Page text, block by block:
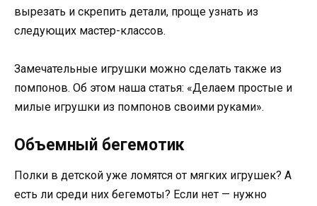
вырезать и скрепить детали, проще узнать из
следующих мастер-классов.
Замечательные игрушки можно сделать также из
помпонов. Об этом наша статья: «Делаем простые и
милые игрушки из помпонов своими руками».
Объемный бегемотик
Полки в детской уже ломятся от мягких игрушек? А
есть ли среди них бегемоты? Если нет — нужно